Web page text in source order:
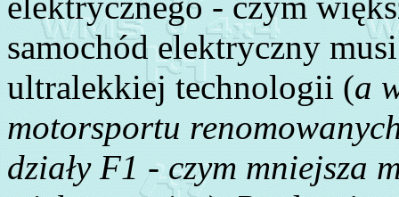
samochód elektryczny
ultralekkiej technologii (a
motorsportu
działy F1 - czym mniejsza